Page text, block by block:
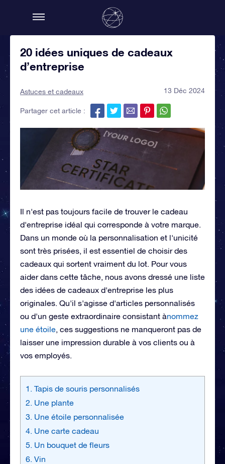
20 idées uniques de cadeaux
d’entreprise
Astuces et cadeaux 13 Déc 2024
Partager cet article :
Il n'est pas toujours facile de trouver le cadeau
d'entreprise idéal qui corresponde à votre marque.
Dans un monde où la personnalisation et l'unicité
sont très prisées, il est essentiel de choisir des
cadeaux qui sortent vraiment du lot. Pour vous
aider dans cette tâche, nous avons dressé une liste
des idées de cadeaux d'entreprise les plus
originales. Qu'il s'agisse d'articles personnalisés
ou d'un geste extraordinaire consistant ànommez
une étoile, ces suggestions ne manqueront pas de
laisser une impression durable à vos clients ou à
vos employés.
1. Tapis de souris personnalisés
2. Une plante
3. Une étoile personnalisée
4. Une carte cadeau
5. Un bouquet de fleurs
6. Vin